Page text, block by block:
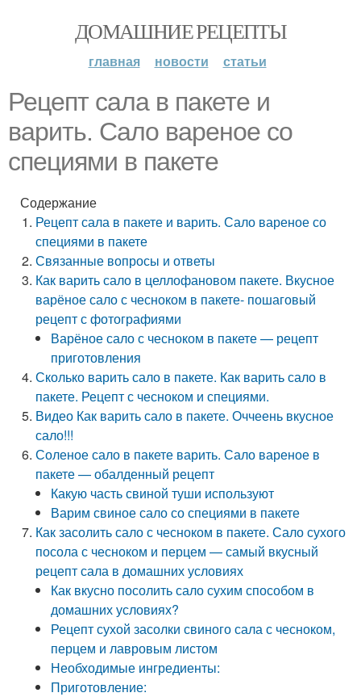
ДОМАШНИЕ РЕЦЕПТЫ
главная новости статьи
Рецепт сала в пакете и
варить. Сало вареное со
специями в пакете
Содержание
Рецепт сала в пакете и варить. Сало вареное со
специями в пакете
Связанные вопросы и ответы
Как варить сало в целлофановом пакете. Вкусное
варёное сало с чесноком в пакете- пошаговый
рецепт с фотографиями
Варёное сало с чесноком в пакете — рецепт
приготовления
Сколько варить сало в пакете. Как варить сало в
пакете. Рецепт с чесноком и специями.
Видео Как варить сало в пакете. Оччеень вкусное
сало!!!
Соленое сало в пакете варить. Сало вареное в
пакете — обалденный рецепт
Какую часть свиной туши используют
Варим свиное сало со специями в пакете
Как засолить сало с чесноком в пакете. Сало сухого
посола с чесноком и перцем — самый вкусный
рецепт сала в домашних условиях
Как вкусно посолить сало сухим способом в
домашних условиях?
Рецепт сухой засолки свиного сала с чесноком,
перцем и лавровым листом
Необходимые ингредиенты:
Приготовление: